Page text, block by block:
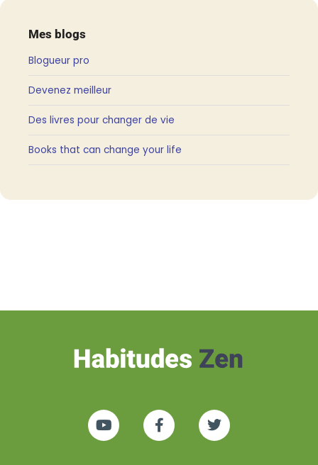
Mes blogs
Blogueur pro
Devenez meilleur
Des livres pour changer de vie
Books that can change your life